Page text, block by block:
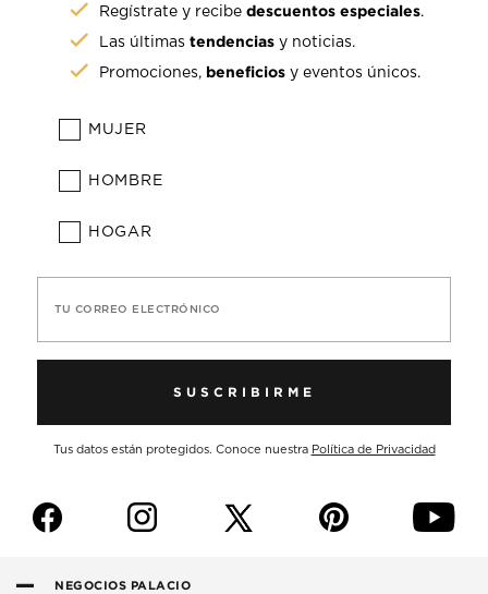
Regístrate y recibedescuentos especiales.
Las últimastendencias y noticias.
Promociones, beneficios y eventos únicos.
MUJER
HOMBRE
HOGAR
TU CORREO ELECTRÓNICO
SUSCRIBIRME
Tus datos están protegidos. Conoce nuestra Política de Privacidad
f i p y
NEGOCIOS PALACIO